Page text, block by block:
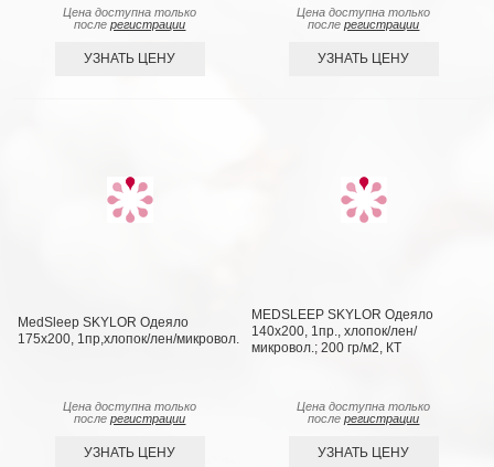
Цена доступна только
послерегистрации
УЗНАТЬ ЦЕНУ
Цена доступна только
послерегистрации
УЗНАТЬ ЦЕНУ
MedSleep SKYLOR Одеяло
175х200, 1пр,хлопок/лен/микровол.
Цена доступна только
послерегистрации
УЗНАТЬ ЦЕНУ
MEDSLEEP SKYLOR Одеяло
140х200, 1пр., хлопок/лен/
микровол.; 200 гр/м2, КТ
Цена доступна только
послерегистрации
УЗНАТЬ ЦЕНУ